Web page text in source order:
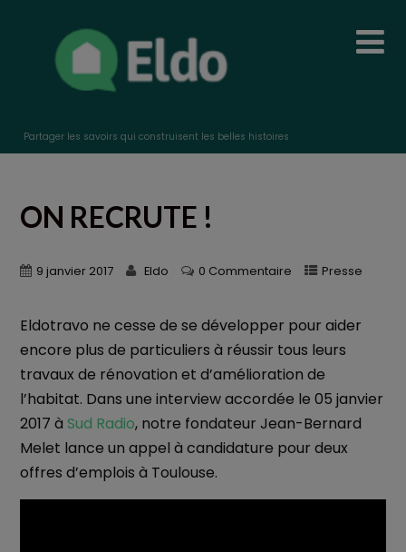
Partager les savoirs qui construisent les belles histoires
ON RECRUTE !
9 janvier 2017 Eldo 0 Commentaire Presse
Eldotravo ne cesse de se développer pour aider
encore plus de particuliers à réussir tous leurs
travaux de rénovation et d’amélioration de
l’habitat. Dans une interview accordée le 05 janvier
2017 à Sud Radio, notre fondateur Jean-Bernard
Melet lance un appel à candidature pour deux
offres d’emplois à Toulouse.